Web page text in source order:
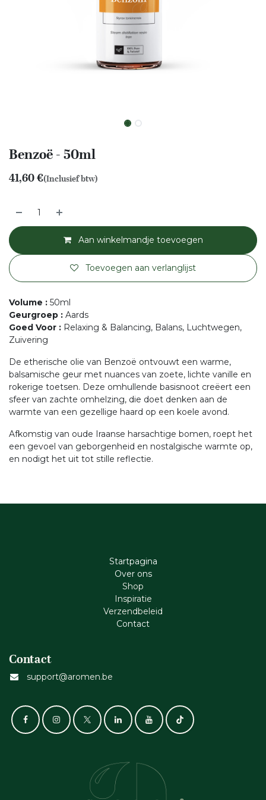
Benzoë - 50ml
41,60€(Inclusief btw)
Aan winkelmandje toevoegen
Toevoegen aan verlanglijst
Volume : 50ml
Geurgroep : Aards
Goed Voor : Relaxing & Balancing, Balans, Luchtwegen,
Zuivering
De etherische olie van Benzoë ontvouwt een warme,
balsamische geur met nuances van zoete, lichte vanille en
rokerige toetsen. Deze omhullende basisnoot creëert een
sfeer van zachte omhelzing, die doet denken aan de
warmte van een gezellige haard op een koele avond.
Afkomstig van oude Iraanse harsachtige bomen, roept het
een gevoel van geborgenheid en nostalgische warmte op,
en nodigt het uit tot stille reflectie.
Startpagina
Ove​r​ ons
Shop
Inspiratie
Verzendbeleid
Cont​act
Contact
support@aromen.be